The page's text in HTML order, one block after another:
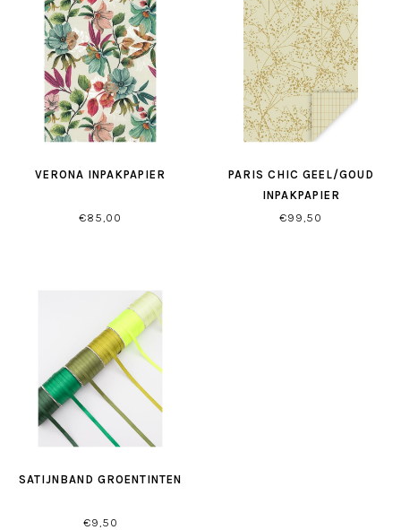
VERONA INPAKPAPIER
€85,00
PARIS CHIC GEEL/GOUD
INPAKPAPIER
€99,50
SATIJNBAND GROENTINTEN
€9,50